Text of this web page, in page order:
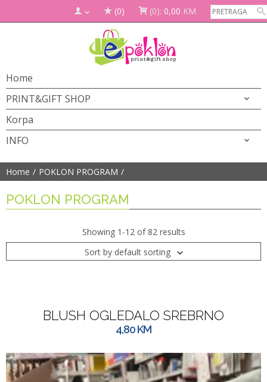
(0) (0): 0,00 KM
Home
PRINT&GIFT SHOP
Korpa
INFO
Home POKLON PROGRAM
POKLON PROGRAM
Showing 1-12 of 82 results
Sort by default sorting
BLUSH OGLEDALO SREBRNO
4,80KM